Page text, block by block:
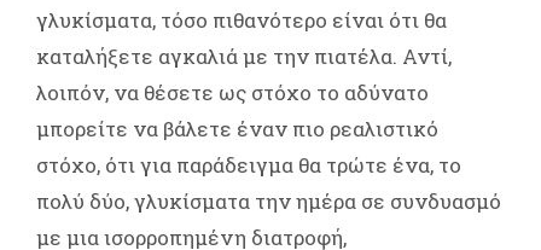
γλυκίσματα, τόσο πιθανότερο είναι ότι θα
καταλήξετε αγκαλιά με την πιατέλα. Αντί,
λοιπόν, να θέσετε ως στόχο το αδύνατο
μπορείτε να βάλετε έναν πιο ρεαλιστικό
στόχο, ότι για παράδειγμα θα τρώτε ένα, το
πολύ δύο, γλυκίσματα την ημέρα σε συνδυασμό
με μια ισορροπημένη διατροφή,